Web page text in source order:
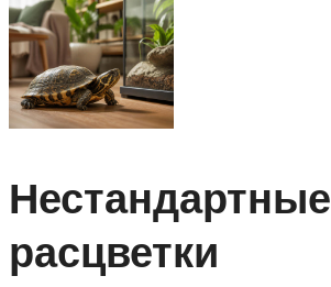
Нестандартные
расцветки